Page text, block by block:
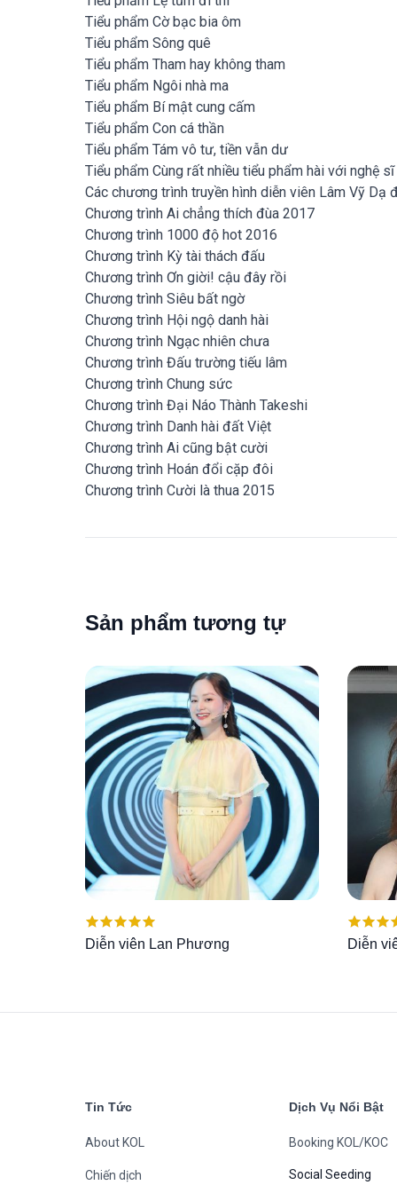
Tiểu phẩm Cờ bạc bia ôm
Tiểu phẩm Sông quê
Tiểu phẩm Tham hay không tham
Tiểu phẩm Ngôi nhà ma
Tiểu phẩm Bí mật cung cấm
Tiểu phẩm Con cá thần
Tiểu phẩm Tám vô tư, tiền vẫn dư
Tiểu phẩm Cùng rất nhiều tiểu phẩm hài với nghệ
Các chương trình truyền hình diễn viên Lâm Vỹ Dạ
Chương trình Ai chẳng thích đùa 2017
Chương trình 1000 độ hot 2016
Chương trình Kỳ tài thách đấu
Chương trình Ơn giời! cậu đây rồi
Chương trình Siêu bất ngờ
Chương trình Hội ngộ danh hài
Chương trình Ngạc nhiên chưa
Chương trình Đấu trường tiếu lâm
Chương trình Chung sức
Chương trình Đại Náo Thành Takeshi
Chương trình Danh hài đất Việt
Chương trình Ai cũng bật cười
Chương trình Hoán đổi cặp đôi
Chương trình Cười là thua 2015
Sản phẩm tương tự
Diễn viên Lan Phương
Được xếp
Diễn
Được
Tin Tức
About KOL
Chiến dịch
Dịch Vụ Nổi Bật
Booking KOL/KOC
Social Seeding